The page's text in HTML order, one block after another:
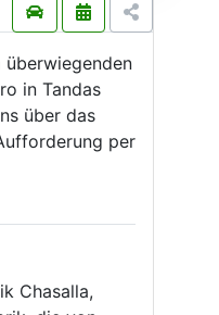
überwiegenden
in Tandas
über das
per
Chasalla,